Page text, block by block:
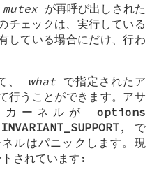
mutexが再呼び出しされた
チェックは、実行している
している場合にだけ、行わ
、 whatで指定されたア
行うことができます。アサ
カーネルが options
, で
ルはパニックします。現
されています: